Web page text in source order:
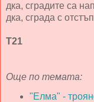
дка, сградите са
дка, сграда с
Т21
Още по темата:
"Елма" -